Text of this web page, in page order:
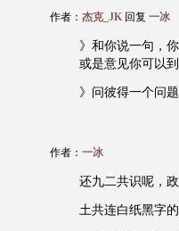
作者： 杰克_JK 回复 一冰
》和你说一句，
或是意见你可以
》问彼得一个问
作者： 一冰
还九二共识呢，
土共连白纸黑字